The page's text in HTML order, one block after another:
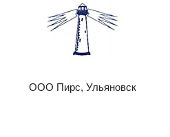
ООО Пирс, Ульяновск